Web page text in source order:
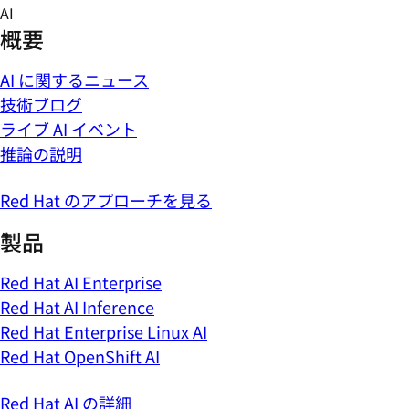
Skip
to
content
AI
概要
AI に関するニュース
技術ブログ
ライブ AI イベント
推論の説明
Red Hat のアプローチを見る
製品
Red Hat AI Enterprise
Red Hat AI Inference
Red Hat Enterprise Linux AI
Red Hat OpenShift AI
Red Hat AI の詳細